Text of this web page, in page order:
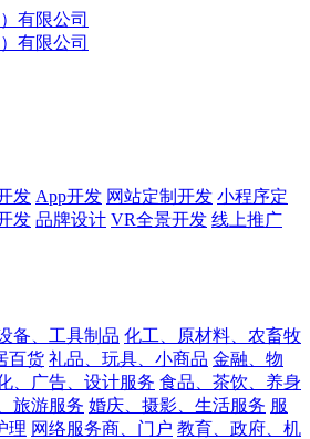
发 App开发 网站定制开发 小程序定
发 品牌设计 VR全景开发 线上推广
备、工具制品 化工、原材料、农畜牧
百货 礼品、玩具、小商品 金融、物
、广告、设计服务 食品、茶饮、养身
旅游服务 婚庆、摄影、生活服务 服
理 网络服务商、门户 教育、政府、机